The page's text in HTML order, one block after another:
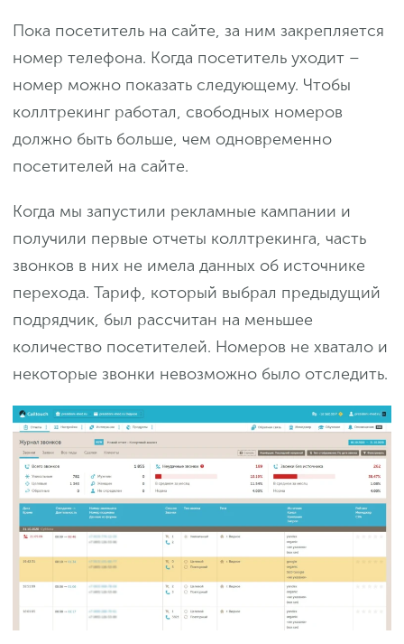
Пока посетитель на сайте, за ним закрепляется
номер телефона. Когда посетитель уходит –
номер можно показать следующему. Чтобы
коллтрекинг работал, свободных номеров
должно быть больше, чем одновременно
посетителей на сайте.
Когда мы запустили рекламные кампании и
получили первые отчеты коллтрекинга, часть
звонков в них не имела данных об источнике
перехода. Тариф, который выбрал предыдущий
подрядчик, был рассчитан на меньшее
количество посетителей. Номеров не хватало и
некоторые звонки невозможно было отследить.